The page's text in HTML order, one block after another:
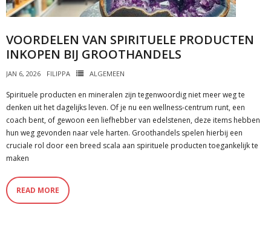
VOORDELEN VAN SPIRITUELE PRODUCTEN
INKOPEN BIJ GROOTHANDELS
JAN 6, 2026 FILIPPA ALGEMEEN
Spirituele producten en mineralen zijn tegenwoordig niet meer weg te
denken uit het dagelijks leven. Of je nu een wellness-centrum runt, een
coach bent, of gewoon een liefhebber van edelstenen, deze items hebben
hun weg gevonden naar vele harten. Groothandels spelen hierbij een
cruciale rol door een breed scala aan spirituele producten toegankelijk te
maken
READ MORE